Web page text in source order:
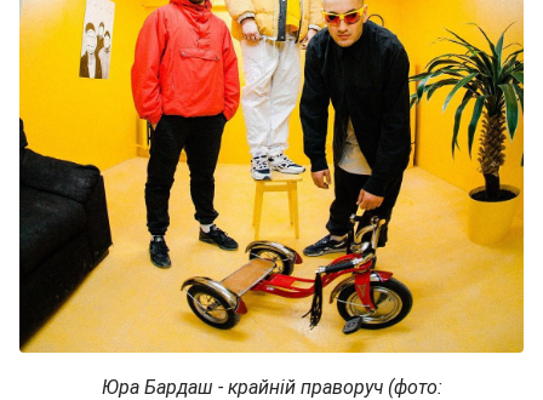
Юра Бардаш - крайній праворуч (фото: